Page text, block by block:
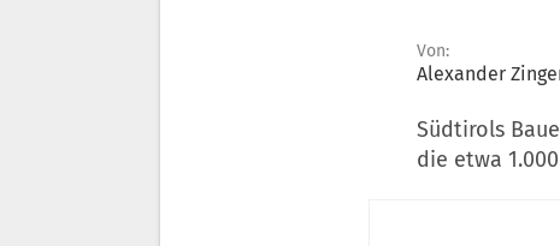
Von:
Alexander
Südtirols
die etwa